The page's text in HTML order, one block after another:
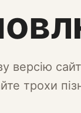
версію
трохи